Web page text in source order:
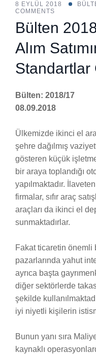
8 EYLÜL 2018
COMMENTS
Bülten
Alım
Standartlar
Bülten: 2018/17
08.09.2018
Ülkemizde ikinci el
şehre dağılmış
gösteren küçük
bir araya toplandığı
yapılmaktadır.
firmalar, sıfır araç
araçları da ikinci el
sunmaktadırlar.
Fakat ticaretin önemli
pazarlarında yahut
ayrıca başta
diğer sektörlerde
şekilde
iyi niyetli kişilerin
Bunun yanı sıra
kaynaklı